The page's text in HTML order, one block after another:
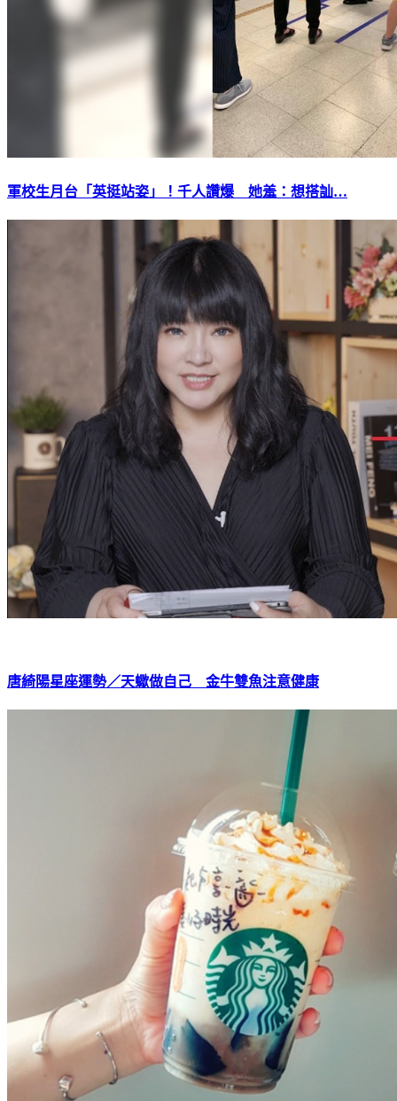
軍校生月台「英挺站姿」！千人讚爆 她羞：想搭訕…
唐綺陽星座運勢／天蠍做自己 金牛雙魚注意健康